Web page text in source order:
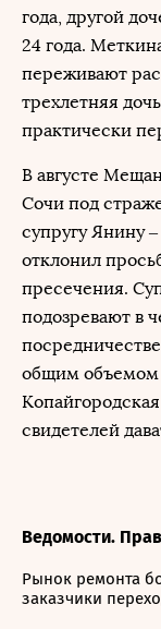
года, другой
24 года.
переживают
трехлетняя
практически
В августе
Сочи под
супругу Янину
отклонил
пресечения.
подозревают в
общим объемом
свидетелей
Ведомости.
Рынок ремонта
заказчики